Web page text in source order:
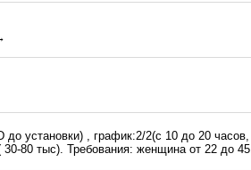
установки) , график:2/2(с 10 до 20 часов,
80 тыс). Требования: женщина от 22 до 45.